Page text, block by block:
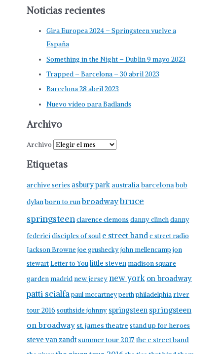
Noticias recientes
Gira Europea 2024 – Springsteen vuelve a
España
Something in the Night – Dublin 9 mayo 2023
Trapped – Barcelona – 30 abril 2023
Barcelona 28 abril 2023
Nuevo vídeo para Badlands
Archivo
Archivo
Etiquetas
archive series asbury park australiabarcelonabob
dylanborn to runbroadwaybruce
springsteenclarence clemons danny clinchdanny
federicidisciples of soul e street bande street radio
Jackson Browne joe grusheckyjohn mellencamp jon
stewartLetter to Youlittle stevenmadison square
gardenmadridnew jerseynew york on broadway
patti scialfapaul mccartneyperthphiladelphiariver
tour 2016southside johnny springsteen springsteen
on broadway st. james theatre stand up for heroes
steve van zandt summer tour 2017 the e street band